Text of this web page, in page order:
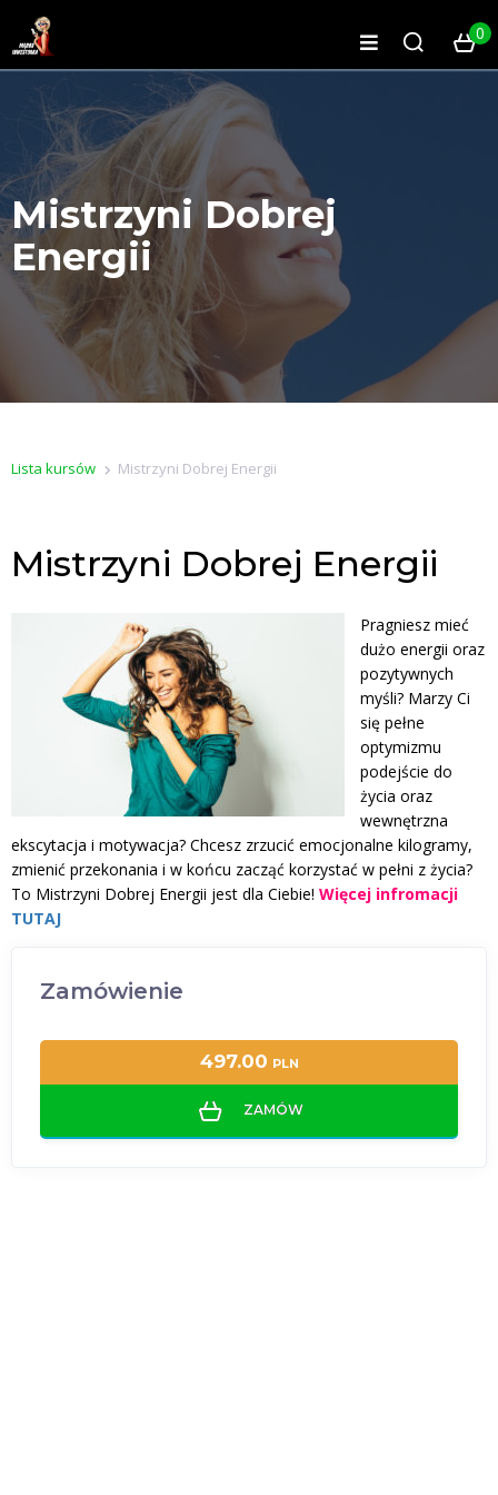
0
Mistrzyni Dobrej
Energii
Lista kursów Mistrzyni Dobrej Energii
Mistrzyni Dobrej Energii
Pragniesz mieć
dużo energii oraz
pozytywnych
myśli? Marzy Ci
się pełne
optymizmu
podejście do
życia oraz
wewnętrzna
ekscytacja i motywacja? Chcesz zrzucić emocjonalne kilogramy,
zmienić przekonania i w końcu zacząć korzystać w pełni z życia?
To Mistrzyni Dobrej Energii jest dla Ciebie! Więcej infromacji
TUTAJ
Zamówienie
497.00 PLN
ZAMÓW